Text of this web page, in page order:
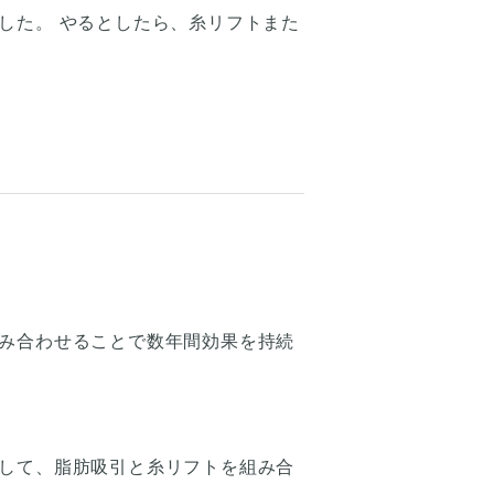
た。 やるとしたら、糸リフトまた
合わせることで数年間効果を持続
て、脂肪吸引と糸リフトを組み合